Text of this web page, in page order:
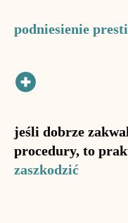
podniesienie
jeśli dobrze
procedury, to
zaszkodzić